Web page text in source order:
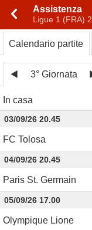
Assistenza
Ligue 1 (FRA)
Calendario partite
3° Giornata
In casa
03/09/26 20.45
FC Tolosa
04/09/26 20.45
Paris St. Germain
05/09/26 17.00
Olympique Lione